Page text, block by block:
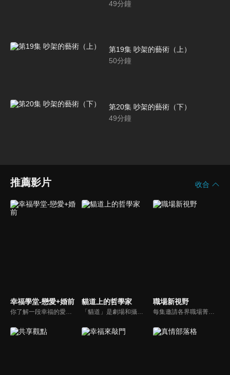
49分鐘
第19集 吵架的藝術（上）
50分鐘
第20集 吵架的藝術（下）
49分鐘
推薦影片 收合
幸福學堂-戀愛+婚前
你了解一段幸福的愛情是如何發展出來的嗎？你對你心中那一個對象，到底是愛還是喜歡？難道喜歡跟愛差距很大嗎？讓我們的大師來消除你心中的疑惑。
貓道上的哲學家
「貓道」是劇場和攝影棚的象徵，而孩子是天生的哲學家，他們進入攝影棚中的小劇場思考、對話，並且從貓道上看下來，總是會有不同視角，故片名為《貓道上的哲學家》，在GOOD TV播出。
職場新視野
每集邀請各界職場菁英分享心路歷程與觀點，喬美倫老師也透過主題性的真理論述，幫助你我走入合神心意的職場文化。